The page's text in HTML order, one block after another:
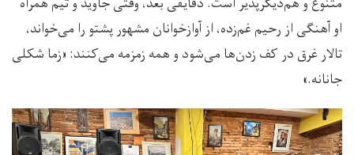
او آهنگی از رحیم غم‌زده، از آوازخوانان مشهور پشتو را می‌خواند،
تالار غرق در کف زدن‌ها می‌شود و همه زمزمه می‌کنند: «زما شکلی
جانانه.»